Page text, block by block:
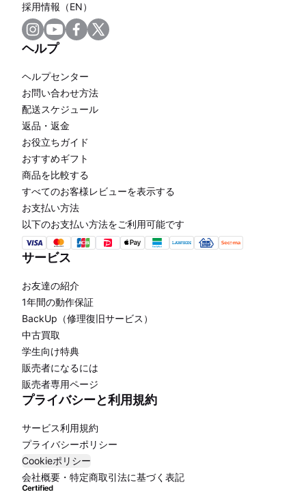
採用情報（EN）
ヘルプ
ヘルプセンター
お問い合わせ方法
配送スケジュール
返品・返金
お役立ちガイド
おすすめギフト
商品を比較する
すべてのお客様レビューを表示する
お支払い方法
以下のお支払い方法をご利用可能です
サービス
お友達の紹介
1年間の動作保証
BackUp（修理復旧サービス）
中古買取
学生向け特典
販売者になるには
販売者専用ページ
プライバシーと利用規約
サービス利用規約
プライバシーポリシー
Cookieポリシー
会社概要・特定商取引法に基づく表記